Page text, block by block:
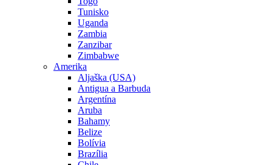
Tunisko
Uganda
Zambia
Zanzibar
Zimbabwe
Amerika
Aljaška (USA)
Antigua a Barbuda
Argentína
Aruba
Bahamy
Belize
Bolívia
Brazília